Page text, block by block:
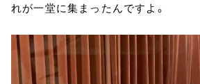
れが一堂に集まったんですよ。